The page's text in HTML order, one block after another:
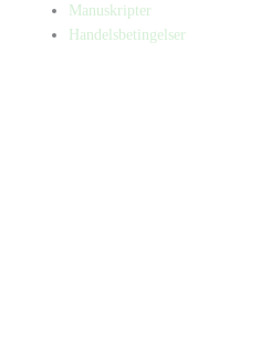
Manuskripter
Handelsbetingelser